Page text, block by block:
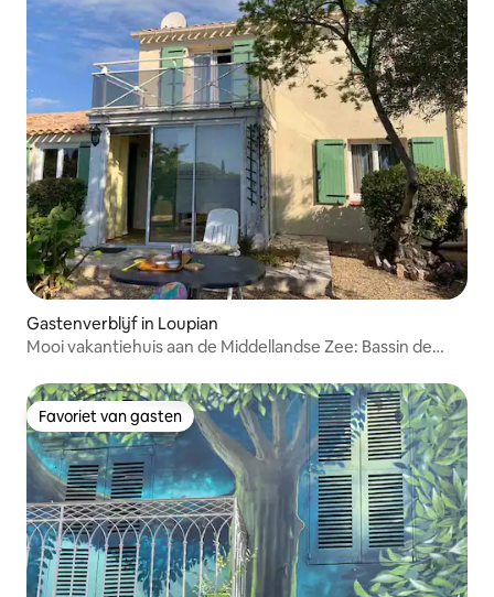
Gastenverblijf in Loupian
Mooi vakantiehuis aan de Middellandse Zee: Bassin de
Favoriet van gasten
Favoriet van gasten